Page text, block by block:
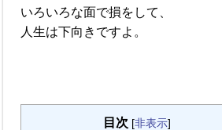
いろいろな面で損をして、
人生は下向きですよ。
目次 [非表示]